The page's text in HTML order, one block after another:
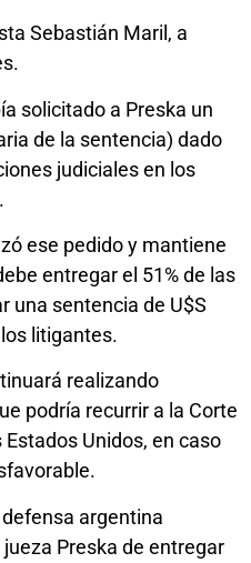
Sebastián Maril, a
solicitado a Preska un
de la sentencia) dado
judiciales en los
ese pedido y mantiene
entregar el 51% de las
una sentencia de U$S
litigantes.
realizando
podría recurrir a la Corte
Unidos, en caso
argentina
Preska de entregar